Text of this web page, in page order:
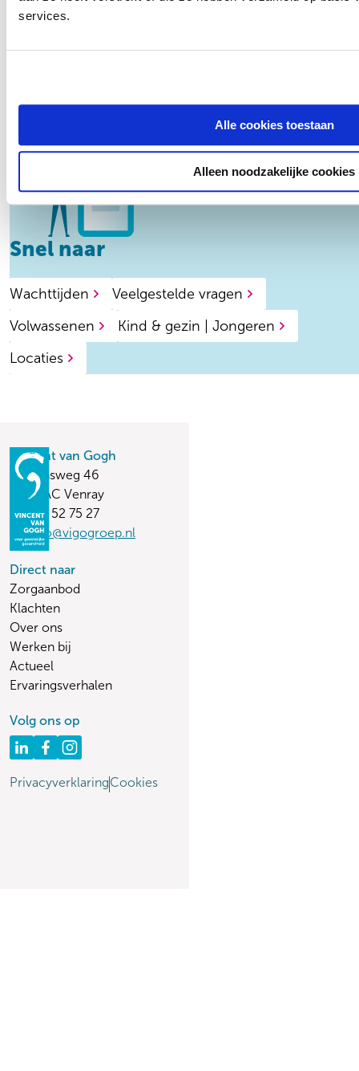
services.
Alle cookies toestaan
Alleen noodzakelijke cookies
Snel naar
Wachttijden
Veelgestelde vragen
Volwassenen
Kind & gezin | Jongeren
Locaties
Vincent van Gogh
Stationsweg 46
5803 AC Venray
(0478) 52 75 27
vvginfo@vigogroep.nl
Direct naar
Zorgaanbod
Klachten
Over ons
Werken bij
Actueel
Ervaringsverhalen
Volg ons op
PrivacyverklaringCookies